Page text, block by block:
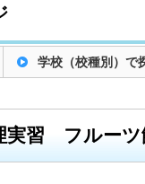
学校（校種別）で
実習 フルーツ